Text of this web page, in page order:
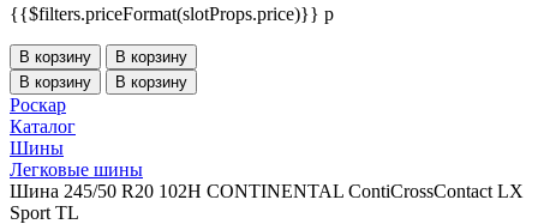
{{$filters.priceFormat(slotProps.price)}} p
В корзину
В корзину
В корзину
В корзину
Роскар
Каталог
Шины
Легковые шины
Шина 245/50 R20 102H CONTINENTAL ContiCrossContact LX
Sport TL